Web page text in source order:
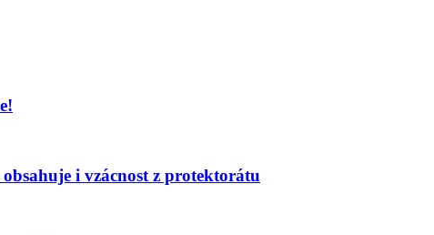
i vzácnost z protektorátu